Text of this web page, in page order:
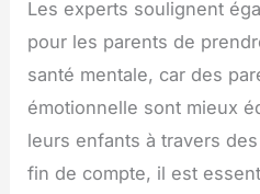
Les experts soulignent
pour les parents de
santé mentale, car des
émotionnelle sont mieux
leurs enfants à travers
fin de compte, il est